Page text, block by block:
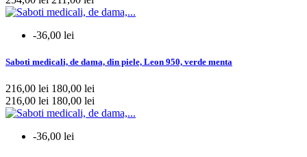
-36,00 lei
Saboti medicali, de dama, din piele, Leon 950, verde menta
216,00 lei 180,00 lei
216,00 lei 180,00 lei
-36,00 lei